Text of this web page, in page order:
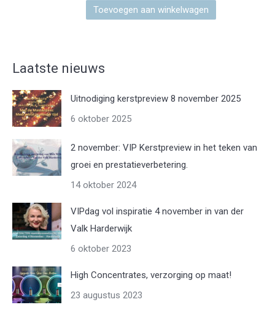
Toevoegen aan winkelwagen
Laatste nieuws
Uitnodiging kerstpreview 8 november 2025
6 oktober 2025
2 november: VIP Kerstpreview in het teken van
groei en prestatieverbetering.
14 oktober 2024
VIPdag vol inspiratie 4 november in van der
Valk Harderwijk
6 oktober 2023
High Concentrates, verzorging op maat!
23 augustus 2023